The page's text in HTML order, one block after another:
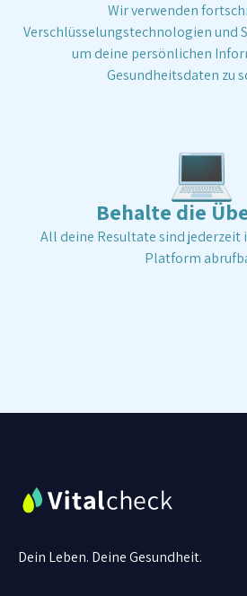
Wir verwenden
Verschlüsselungstechnologien und
um deine persönlichen
Gesundheitsdaten zu
💻
Behalte die
All deine Resultate sind
Platform
Dein Leben. Deine Gesundheit.